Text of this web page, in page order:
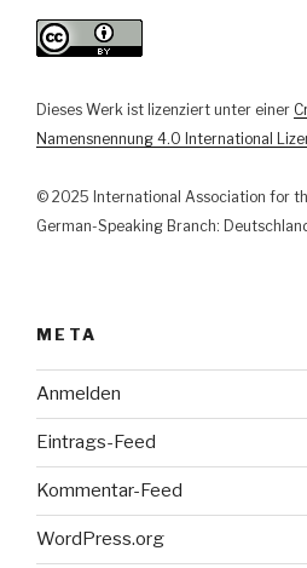
in
der
der
Goethe-
in
der
Dieses Werk ist lizenziert unter einer
Namensnennung 4.0 International
© 2025 International Association for
German-Speaking Branch:
META
Anmelden
Eintrags-Feed
Kommentar-Feed
WordPress.org